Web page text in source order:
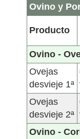
Ovino y
Producto
Ovino -
Ovejas
desvieje 1ª
Ovejas
desvieje 2ª
Ovino -